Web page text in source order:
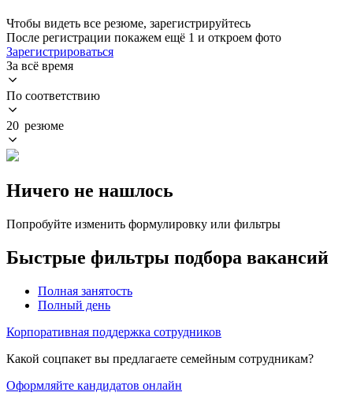
Чтобы видеть все резюме, зарегистрируйтесь
После регистрации покажем ещё 1 и откроем фото
Зарегистрироваться
За всё время
По соответствию
20 резюме
Ничего не нашлось
Попробуйте изменить формулировку или фильтры
Быстрые фильтры подбора вакансий
Полная занятость
Полный день
Корпоративная поддержка сотрудников
Какой соцпакет вы предлагаете семейным сотрудникам?
Оформляйте кандидатов онлайн